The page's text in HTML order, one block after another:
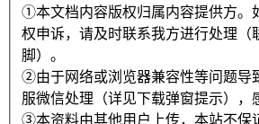
①本文档内容版权归属内容提供方。
权申诉，请及时联系我方进行处理（
脚）。
②由于网络或浏览器兼容性等问题导
服微信处理（详见下载弹窗提示），
③本资料由其他用户上传，本站不保